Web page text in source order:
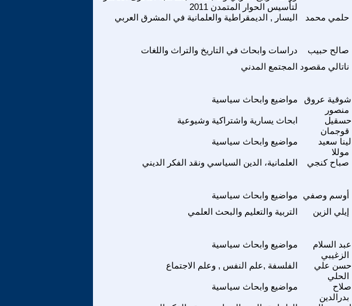
لتأسيس الحوار المتمدن 2011
اليسار , الديمقراطية والعلمانية في المشرق العربي حلمي محمد
دراسات وابحاث في التاريخ والتراث واللغات صالح حبيب
المجتمع المدني ناتالي مقصود
مواضيع وابحاث سياسية
شوقية عروق
منصور
ابحاث يسارية واشتراكية وشيوعية
حسقيل
قوجمان
مواضيع وابحاث سياسية
لينا سعيد
موللا
العلمانية، الدين السياسي ونقد الفكر الديني صباح كنجي
مواضيع وابحاث سياسية أوسم وصفي
التربية والتعليم والبحث العلمي
إيلي الزين
مواضيع وابحاث سياسية
عبد السلام
الزغيبي
الفلسفة ,علم النفس , وعلم الاجتماع
حسن علي
الحلي
مواضيع وابحاث سياسية
صلاح
بدرالدين